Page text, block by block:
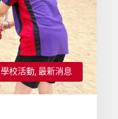
學校活動,最新消息